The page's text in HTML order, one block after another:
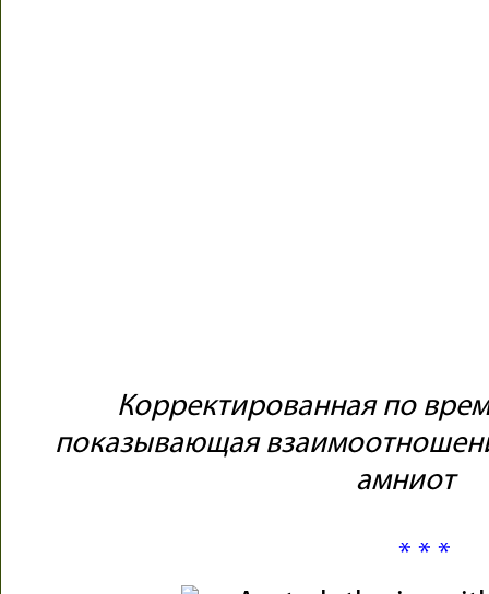
Корректированная по
показывающая
амниот
* * *